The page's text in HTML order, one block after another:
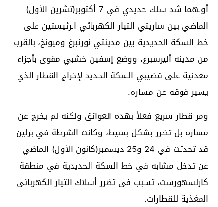
أولهما شد سلك حديدي في 7 أكتوبر(تشرين الأول)
الماضي بين ساريتي التيار الكهربائي الرئيستين على
خط السكة الحديدية بين مدينتي نورنبرغ وميونخ، بالقرب
من مدينة أليرسبرغ، ووضع إسفين خشبي مقوى بأجزاء
معدنية على قضيبي السكة الحديد لإخراج القطار الذي
يسير فوقه عن مساره.
ومر قطار سريع فعلاً بهذه العوائق ولكنه لم يخرج عن
مساره بل تضرر بشكل بسيط، وكانت الشرطة في برلين
قد تحدثت في 24 و25 ديسمبر(كانون الأول) الماضي
عن تدخل مشابه في خط السكة الحديدية في منطقة
كارلسهورست، تسبب في تضرر أسلاك التيار الكهربائي
المغذية للقطارات.